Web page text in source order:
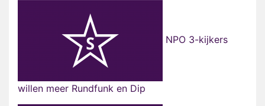
NPO 3-kijkers
willen meer Rundfunk en Dip